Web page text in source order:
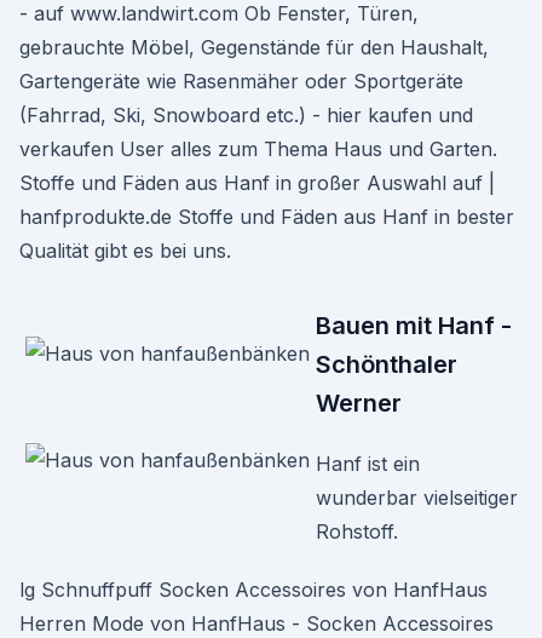
- auf www.landwirt.com Ob Fenster, Türen,
gebrauchte Möbel, Gegenstände für den Haushalt,
Gartengeräte wie Rasenmäher oder Sportgeräte
(Fahrrad, Ski, Snowboard etc.) - hier kaufen und
verkaufen User alles zum Thema Haus und Garten.
Stoffe und Fäden aus Hanf in großer Auswahl auf |
hanfprodukte.de Stoffe und Fäden aus Hanf in bester
Qualität gibt es bei uns.
Bauen mit Hanf -
Schönthaler
Werner
Hanf ist ein
wunderbar vielseitiger
Rohstoff.
lg Schnuffpuff Socken Accessoires von HanfHaus
Herren Mode von HanfHaus - Socken Accessoires